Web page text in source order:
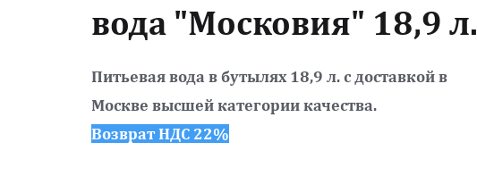
вода "Московия" 18,9 л.
Питьевая вода в бутылях 18,9 л. с доставкой в
Москве высшей категории качества.
Возврат НДС 22%